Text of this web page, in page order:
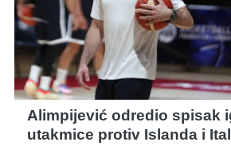
Alimpijević odredio spisak
utakmice protiv Islanda i